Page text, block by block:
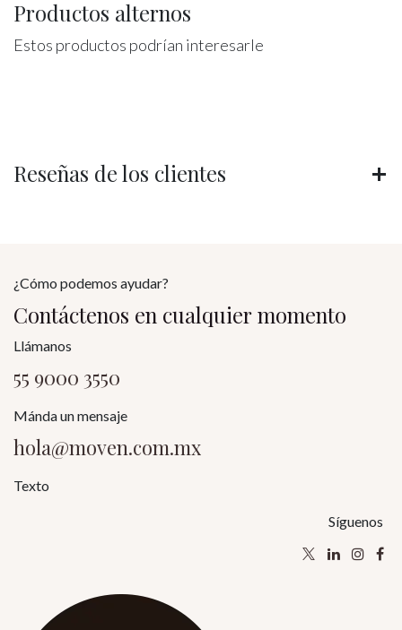
Productos alternos
Estos productos podrían interesarle
Reseñas de los clientes
¿Cómo podemos ayudar?
Contáctenos en cualquier momento
Llámanos
55 9000 3550
Mánda un mensaje
hola@moven.com.mx
Texto
Síguenos